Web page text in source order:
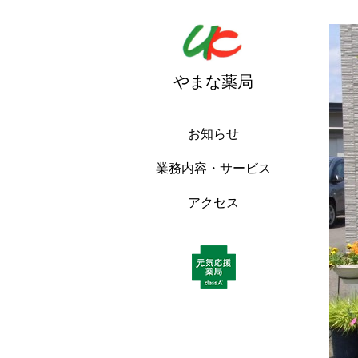
やまな薬局
お知らせ
業務内容・サービス
アクセス